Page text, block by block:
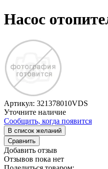
Насос
Артикул: 321378010VDS
Уточните наличие
Сообщить, когда появится
В список желаний
Сравнить
Добавить отзыв
Отзывов пока нет